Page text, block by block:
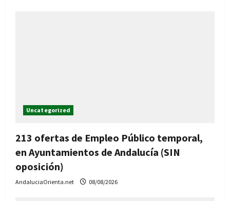
Uncategorized
213 ofertas de Empleo Público temporal,
en Ayuntamientos de Andalucía (SIN
oposición)
AndaluciaOrienta.net 08/08/2026